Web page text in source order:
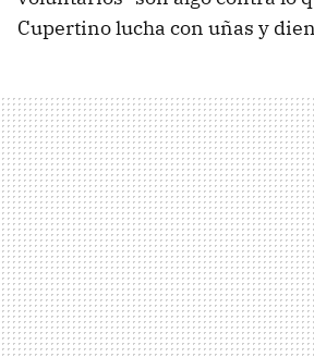
Cupertino lucha con uñas y